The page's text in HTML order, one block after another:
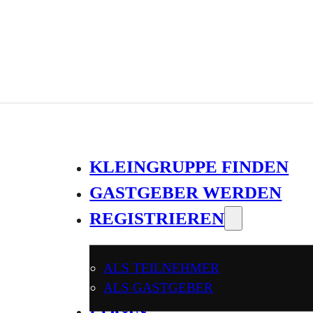
KLEINGRUPPE FINDEN
GASTGEBER WERDEN
REGISTRIEREN
ALS TEILNEHMER
ALS GASTGEBER